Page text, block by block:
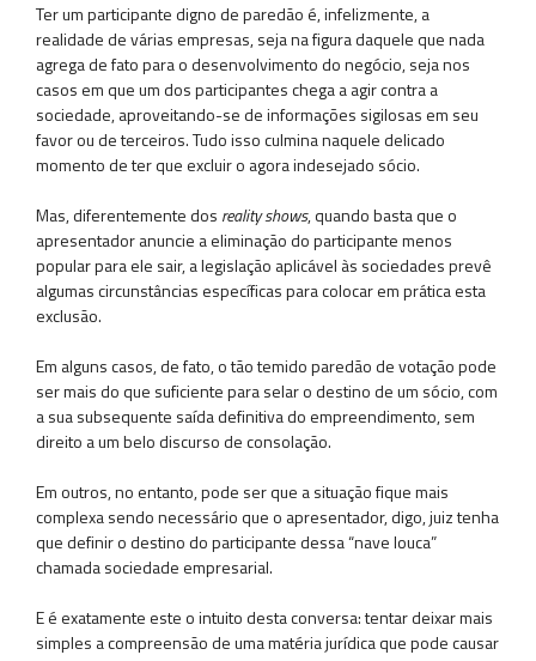
Ter um participante digno de paredão é, infelizmente, a
realidade de várias empresas, seja na figura daquele que nada
agrega de fato para o desenvolvimento do negócio, seja nos
casos em que um dos participantes chega a agir contra a
sociedade, aproveitando-se de informações sigilosas em seu
favor ou de terceiros. Tudo isso culmina naquele delicado
momento de ter que excluir o agora indesejado sócio.
Mas, diferentemente dos reality shows, quando basta que o
apresentador anuncie a eliminação do participante menos
popular para ele sair, a legislação aplicável às sociedades prevê
algumas circunstâncias específicas para colocar em prática esta
exclusão.
Em alguns casos, de fato, o tão temido paredão de votação pode
ser mais do que suficiente para selar o destino de um sócio, com
a sua subsequente saída definitiva do empreendimento, sem
direito a um belo discurso de consolação.
Em outros, no entanto, pode ser que a situação fique mais
complexa sendo necessário que o apresentador, digo, juiz tenha
que definir o destino do participante dessa “nave louca”
chamada sociedade empresarial.
E é exatamente este o intuito desta conversa: tentar deixar mais
simples a compreensão de uma matéria jurídica que pode causar